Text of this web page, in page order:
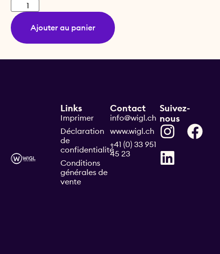
Ajouter au panier
Contact
info@wigl.ch
www.wigl.ch
+41 (0) 33 951
45 23
Links
Imprimer
Déclaration
de
confidentialité
Conditions
générales de
vente
Suivez-
nous